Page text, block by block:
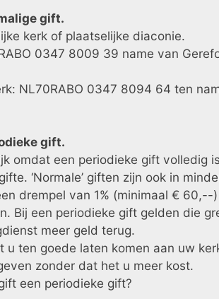
gift.
kerk of plaatselijke diaconie.
0347 8009 39 name van
NL70RABO 0347 8094 64 ten
gift.
omdat een periodieke gift volledig
‘Normale’ giften zijn ook in
drempel van 1% (minimaal € 60,--
Bij een periodieke gift gelden die
meer geld terug.
u ten goede laten komen aan uw
zonder dat het u meer kost.
een periodieke gift?